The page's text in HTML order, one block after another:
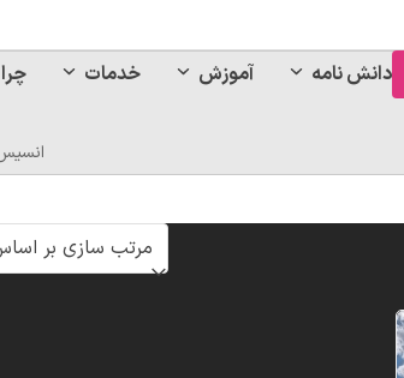
خدمات آموزش دانش نامه